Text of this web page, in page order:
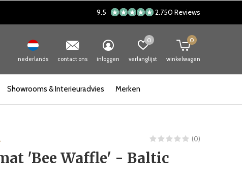
Showrooms & Interieuradvies Merken
nederlands contact ons inloggen verlanglijst
0
winkelwagen
0
9.5 2.750 Reviews
(0)
'Bee Waffle' - Baltic